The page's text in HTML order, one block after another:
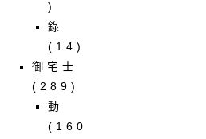
)
錄
(14)
御宅士
(289)
動
(160